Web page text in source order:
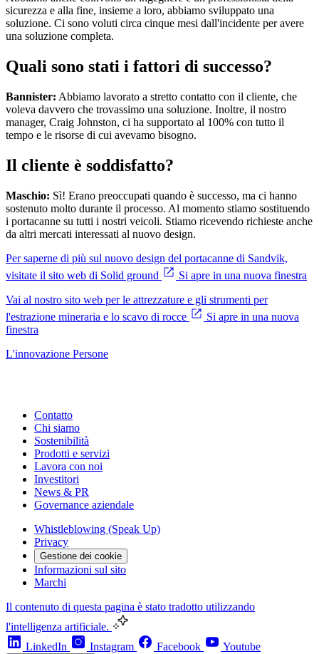
sicurezza e alla fine, insieme a loro, abbiamo sviluppato una
soluzione. Ci sono voluti circa cinque mesi dall'incidente per avere
una soluzione completa.
Quali sono stati i fattori di successo?
Bannister: Abbiamo lavorato a stretto contatto con il cliente, che
voleva davvero che trovassimo una soluzione. Inoltre, il nostro
manager, Craig Johnston, ci ha supportato al 100% con tutto il
tempo e le risorse di cui avevamo bisogno.
Il cliente è soddisfatto?
Maschio: Sì! Erano preoccupati quando è successo, ma ci hanno
sostenuto molto durante il processo. Al momento stiamo sostituendo
i portacanne su tutti i nostri veicoli. Stiamo ricevendo richieste anche
da altri mercati interessati al nuovo design.
Per saperne di più sul nuovo design del portacanne di Sandvik,
visitate il sito web di Solid ground
Si apre in una nuova finestra
Vai al nostro sito web per le attrezzature e gli strumenti per
l'estrazione mineraria e lo scavo di rocce
Si apre in una nuova
finestra
L'innovazione Persone
Contatto
Chi siamo
Sostenibilità
Prodotti e servizi
Lavora con noi
Investitori
News & PR
Governance aziendale
Whistleblowing (Speak Up)
Privacy
Gestione dei cookie
Informazioni sul sito
Marchi
Il contenuto di questa pagina è stato tradotto utilizzando
l'intelligenza artificiale.
LinkedIn
Instagram Facebook Youtube